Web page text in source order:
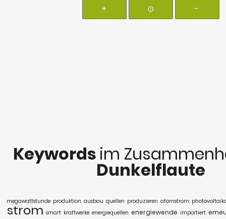
+ ⊙ -
Keywords im
Dunkelflaute
megawattstunde produktion ausbau quellen produzieren atomstrom
strom smart kraftwerke energiequellen energiewende importiert